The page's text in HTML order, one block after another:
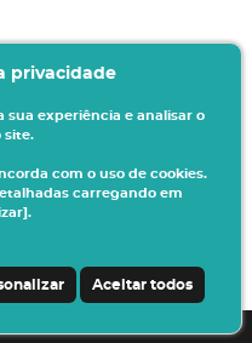
privacidade
sua experiência e analisar o
site.
com o uso de cookies.
carregando em
Aceitar todos